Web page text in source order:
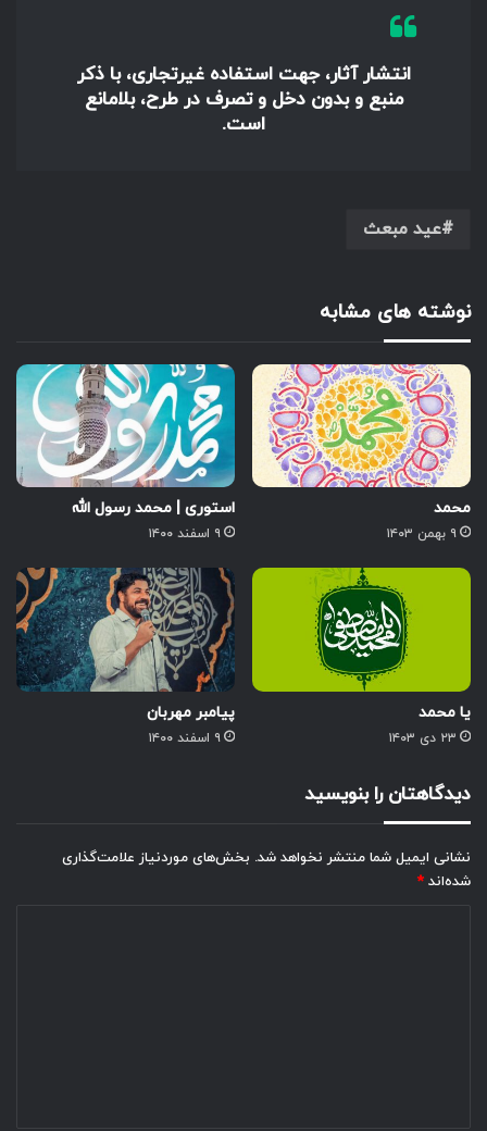
انتشار آثار، جهت استفاده غیرتجاری، با ذکر
منبع و بدون دخل و تصرف در طرح، بلامانع
است.
عید مبعث
نوشته های مشابه
محمد
۹ بهمن ۱۴۰۳
استوری | محمد رسول الله
۹ اسفند ۱۴۰۰
یا محمد
۲۳ دی ۱۴۰۳
پیامبر مهربان
۹ اسفند ۱۴۰۰
دیدگاهتان را بنویسید
نشانی ایمیل شما منتشر نخواهد شد. بخش‌های موردنیاز علامت‌گذاری
شده‌اند *